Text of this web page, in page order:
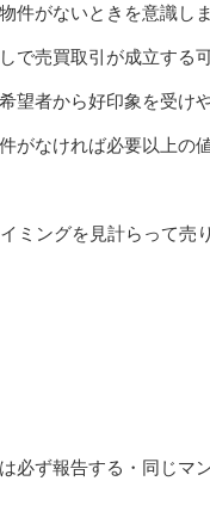
がないときを意識しま
売買取引が成立する
者から好印象を受け
がなければ必要以上の
ミングを見計らって売
必ず報告する・同じマ